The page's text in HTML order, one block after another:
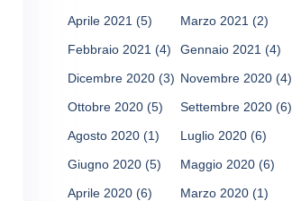
Aprile 2021 (5) Marzo 2021 (2)
Febbraio 2021 (4) Gennaio 2021 (4)
Dicembre 2020 (3) Novembre 2020 (4)
Ottobre 2020 (5) Settembre 2020 (6)
Agosto 2020 (1) Luglio 2020 (6)
Giugno 2020 (5) Maggio 2020 (6)
Aprile 2020 (6) Marzo 2020 (1)